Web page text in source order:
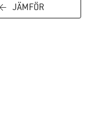
JÄMFÖR
här!